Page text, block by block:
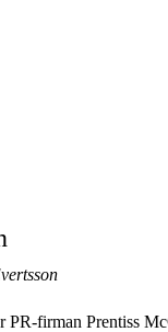
PR-firman Prentiss